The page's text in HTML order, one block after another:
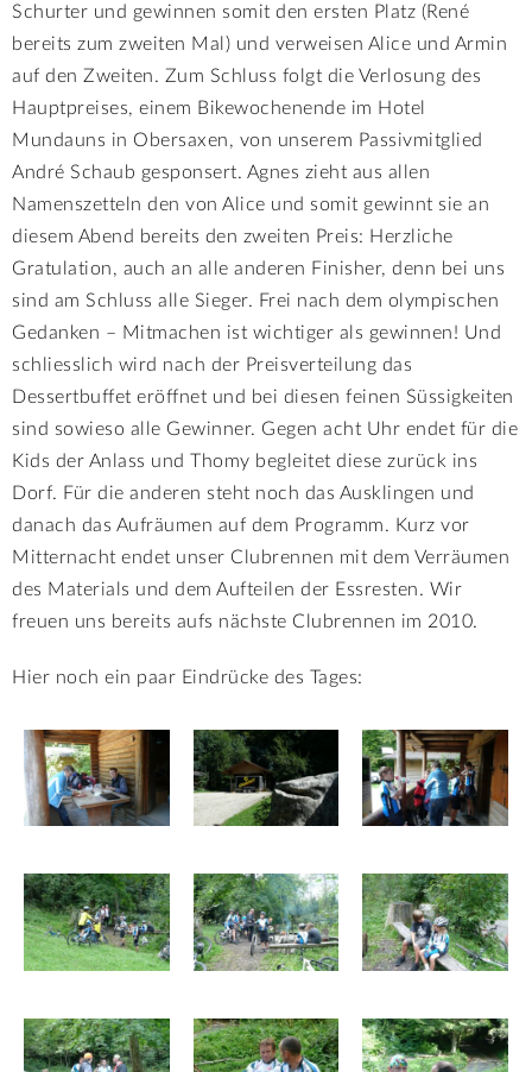
Schurter und gewinnen somit den ersten Platz (René
bereits zum zweiten Mal) und verweisen Alice und Armin
auf den Zweiten. Zum Schluss folgt die Verlosung des
Hauptpreises, einem Bikewochenende im Hotel
Mundauns in Obersaxen, von unserem Passivmitglied
André Schaub gesponsert. Agnes zieht aus allen
Namenszetteln den von Alice und somit gewinnt sie an
diesem Abend bereits den zweiten Preis: Herzliche
Gratulation, auch an alle anderen Finisher, denn bei uns
sind am Schluss alle Sieger. Frei nach dem olympischen
Gedanken – Mitmachen ist wichtiger als gewinnen! Und
schliesslich wird nach der Preisverteilung das
Dessertbuffet eröffnet und bei diesen feinen Süssigkeiten
sind sowieso alle Gewinner. Gegen acht Uhr endet für die
Kids der Anlass und Thomy begleitet diese zurück ins
Dorf. Für die anderen steht noch das Ausklingen und
danach das Aufräumen auf dem Programm. Kurz vor
Mitternacht endet unser Clubrennen mit dem Verräumen
des Materials und dem Aufteilen der Essresten. Wir
freuen uns bereits aufs nächste Clubrennen im 2010.
Hier noch ein paar Eindrücke des Tages: